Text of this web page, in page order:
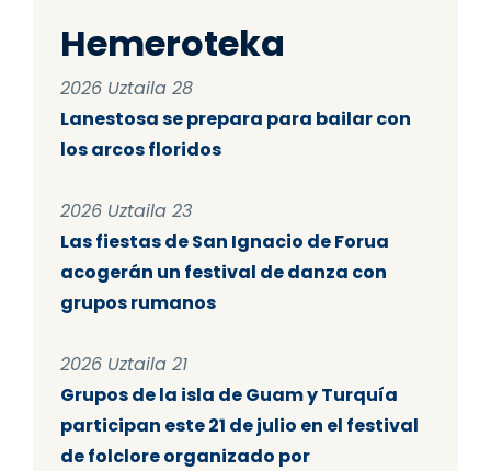
Hemeroteka
2026 Uztaila 28
Lanestosa se prepara para bailar con
los arcos floridos
2026 Uztaila 23
Las fiestas de San Ignacio de Forua
acogerán un festival de danza con
grupos rumanos
2026 Uztaila 21
Grupos de la isla de Guam y Turquía
participan este 21 de julio en el festival
de folclore organizado por